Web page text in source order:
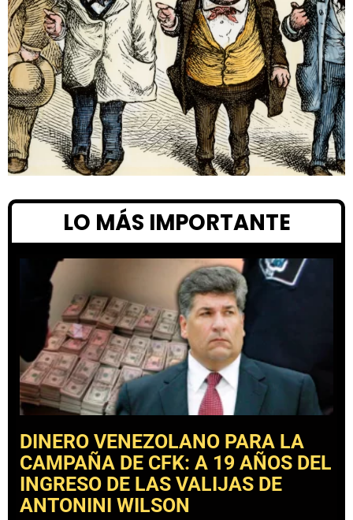
LO MÁS IMPORTANTE
DINERO VENEZOLANO PARA LA
CAMPAÑA DE CFK: A 19 AÑOS DEL
INGRESO DE LAS VALIJAS DE
ANTONINI WILSON